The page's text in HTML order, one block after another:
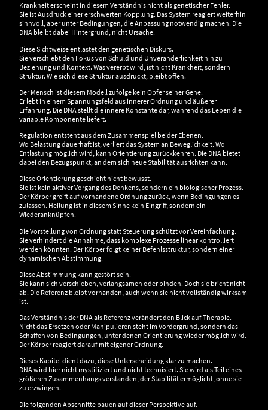
Krankheit erscheint in diesem Verständnis nicht als genetischer Fehler.
Sie ist Ausdruck einer erschwerten Kopplung. Das System reagiert weiterhin
sinnvoll, aber unter Bedingungen, die Anpassung notwendig machen. Die
DNA bleibt dabei Hintergrund, nicht Ursache.
Diese Sichtweise entlastet den genetischen Diskurs.
Sie verschiebt den Fokus von Schuld und Unveränderlichkeit hin zu
Beziehung und Kontext. Was vererbt wird, ist nicht Krankheit, sondern
Struktur. Wie sich diese Struktur ausdrückt, bleibt offen.
Der Mensch ist diesem Modell zufolge kein Opfer seiner Gene.
Er lebt in einem Spannungsfeld aus innerer Ordnung und äußerer
Erfahrung. Die DNA stellt die innere Konstante dar, während das Leben die
variable Komponente liefert.
Regulation entsteht aus dem Zusammenspiel beider Ebenen.
Wo Belastung dauerhaft ist, verliert das System an Beweglichkeit. Wo
Entlastung möglich wird, kann Orientierung zurückkehren. Die DNA bietet
dabei den Bezugspunkt, an dem sich neue Stabilität ausrichten kann.
Diese Orientierung geschieht nicht bewusst.
Sie ist kein aktiver Vorgang des Denkens, sondern ein biologischer Prozess.
Der Körper greift auf vorhandene Ordnung zurück, wenn Bedingungen es
zulassen. Heilung ist in diesem Sinne kein Eingriff, sondern ein
Wiederanknüpfen.
Die Vorstellung von Ordnung statt Steuerung schützt vor Vereinfachung.
Sie verhindert die Annahme, dass komplexe Prozesse linear kontrolliert
werden könnten. Der Körper folgt keiner Befehlsstruktur, sondern einer
dynamischen Abstimmung.
Diese Abstimmung kann gestört sein.
Sie kann sich verschieben, verlangsamen oder binden. Doch sie bricht nicht
ab. Die Referenz bleibt vorhanden, auch wenn sie nicht vollständig wirksam
ist.
Das Verständnis der DNA als Referenz verändert den Blick auf Therapie.
Nicht das Ersetzen oder Manipulieren steht im Vordergrund, sondern das
Schaffen von Bedingungen, unter denen Orientierung wieder möglich wird.
Der Körper reagiert darauf mit eigener Ordnung.
Dieses Kapitel dient dazu, diese Unterscheidung klar zu machen.
DNA wird hier nicht mystifiziert und nicht technisiert. Sie wird als Teil eines
größeren Zusammenhangs verstanden, der Stabilität ermöglicht, ohne sie
zu erzwingen.
Die folgenden Abschnitte bauen auf dieser Perspektive auf.